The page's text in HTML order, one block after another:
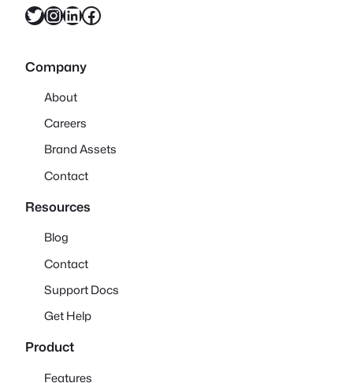
X InstagramLinkedIn Facebook
Company
About
Careers
Brand Assets
Contact
Resources
Blog
Contact
Support Docs
Get Help
Product
Features